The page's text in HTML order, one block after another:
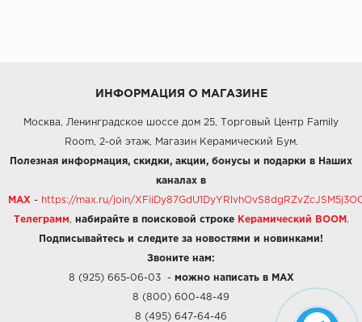
ИНФОРМАЦИЯ О МАГАЗИНЕ
Москва, Ленинградское шоссе дом 25, Торговый Центр Family
Room, 2-ой этаж, Магазин Керамический Бум.
Полезная информация, скидки, акции, бонусы и подарки в Наших
каналах в
MAX - https://max.ru/join/
Телеграмм набирайте в поисковой строке Керамический BOOM .
Подписывайтесь и следите за новостями и новинками!
Звоните нам:
8 (925) 665-06-03- можно написать в MAX
8 (800) 600-48-49
8 (495) 647-64-46